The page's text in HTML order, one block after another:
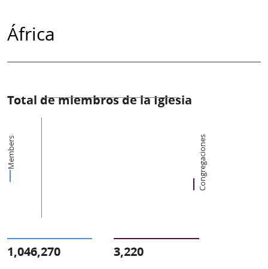
África
Total de miembros de la Iglesia
Members Congregaciones
1,046,270 3,220